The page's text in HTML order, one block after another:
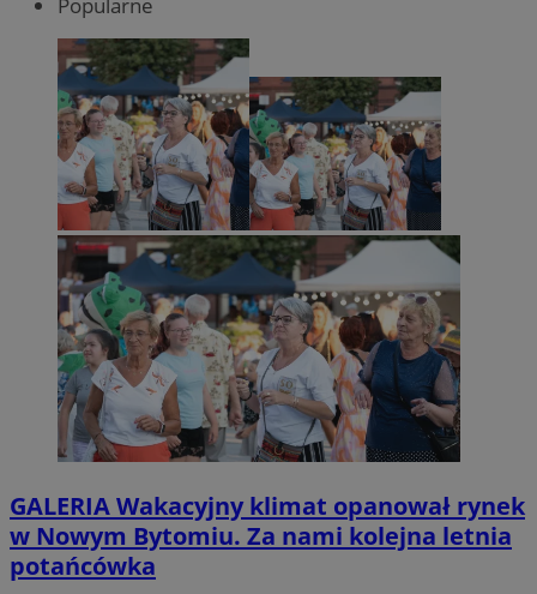
GALERIAWakacyjny klimat opanował rynek
w Nowym Bytomiu. Za nami kolejna letnia
potańcówka